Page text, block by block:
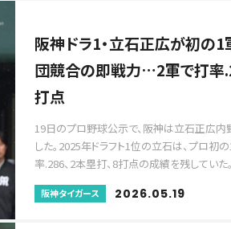
阪神ドラ1・立石正広が初
団競合の即戦力…2軍で打率
打点
19日のプロ野球公示で、阪神は立石正広
した。2025年ドラフト1位の立石は、プロ初
率.286、2本塁打、8打点の成績を残していた。
阪神タイガース 2026.05.19